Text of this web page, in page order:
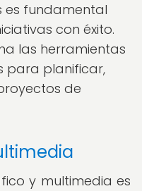
es fundamental
con éxito.
las herramientas
para planificar,
de
y multimedia es